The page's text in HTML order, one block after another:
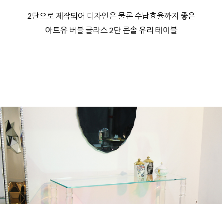
2단으로 제작되어 디자인은 물론 수납효율까지 좋은
아트유 버블 글라스 2단 콘솔 유리 테이블